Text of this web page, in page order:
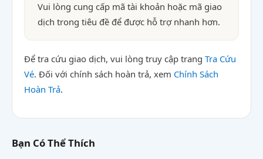
Vui lòng cung cấp mã tài khoản hoặc mã giao
dịch trong tiêu đề để được hỗ trợ nhanh hơn.
Để tra cứu giao dịch, vui lòng truy cập trang Tra Cứu
Vé. Đối với chính sách hoàn trả, xem Chính Sách
Hoàn Trả.
Bạn Có Thể Thích